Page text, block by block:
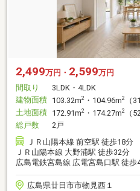
2,499万円・ 2,599万円
間取り
3LDK・4LDK
建物面積 103.32m2 ・104.96m2
（
土地面積 172.91m2 ・174.27m2
（
総戸数
2戸
ＪＲ山陽本線 前空駅 徒歩18分
ＪＲ山陽本線 大野浦駅 徒歩32分
広島電鉄宮島線 広電宮島口駅 徒歩
広島県廿日市市物見西１